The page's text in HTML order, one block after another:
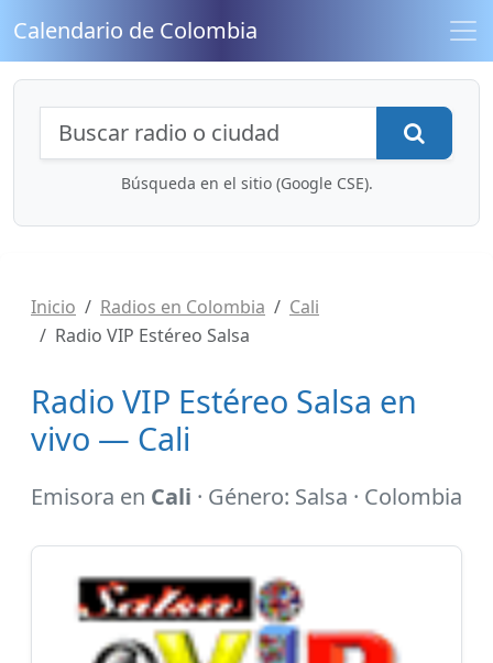
Calendario de Colombia
Búsqueda de radios y contenidos
Búsqueda en el sitio (Google CSE).
Inicio Radios en Colombia
Cali
Radio VIP Estéreo Salsa
Radio VIP Estéreo Salsa en
vivo — Cali
Emisora en Cali · Género: Salsa · Colombia